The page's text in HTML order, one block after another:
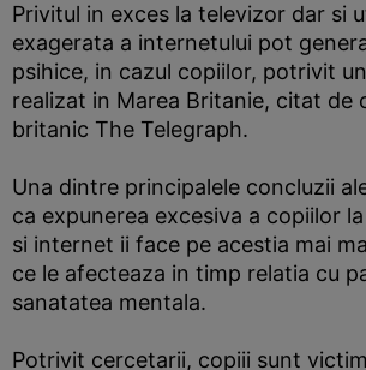
Privitul in exces la televizor dar si
exagerata a internetului pot
psihice, in cazul copiilor, potrivit
realizat in Marea Britanie, citat de
britanic The Telegraph.
Una dintre principalele concluzii
ca expunerea excesiva a copiilor
si internet ii face pe acestia mai
ce le afecteaza in timp relatia cu
sanatatea mentala.
Potrivit cercetarii, copiii sunt